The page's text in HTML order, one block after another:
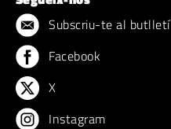
Subscriu-te al butlletí
Facebook
X
Instagram